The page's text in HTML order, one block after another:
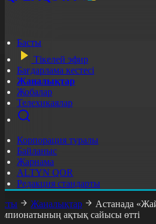
Басты
Тікелей эфир
Бағдарлама кестесі
Жаңалықтар
Жобалар
Телехикаялар
Корпорация туралы
Байланыс
Жарнама
ALTYN QOR
Редакция стандарты
Жаңалықтар
Астанада
ақтық сайысы өтті